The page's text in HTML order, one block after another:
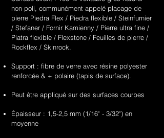
sandstone
flexible
stone
veneer
sheets
white
sandstone
flexible
stone
veneer
unique
&
handcrafted
2mm
red
flexible
stone
sheets
unique
&
handcrafted
2mm
flexible
stone
sheets
supplier
&
exporter
of
high
quality,
unique
&
handcrafted
2mm
summer
drift
sandstone
flexible
supplier
&
exporter
of
high
unique
&
handcrafted
2mm
moon
scape
sandstone
non poli, communément appelé placage de
pierre Piedra Flex / Piedra flexible / Steinfurnier
/ Stefaner / Fornir Kamienny / Pierre ultra fine /
Piatra flexible / Flexstone / Feuilles de pierre /
Rockflex / Skinrock.
Support : fibre de verre avec résine polyester
renforcée & + polaire (tapis de surface).
Peut être appliqué sur des surfaces courbes
Épaisseur : 1,5-2,5 mm (1/16" - 3/32") en
moyenne